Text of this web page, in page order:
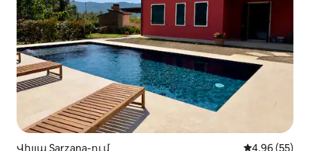
Վիլլա Sarzana-ում Միջին
4,96 (55)